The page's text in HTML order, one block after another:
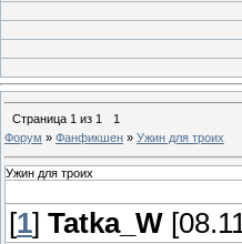
Страница 1 из 1
1
Форум » Фанфикшен » Ужин для троих
Ужин для троих
[1] Tatka_W